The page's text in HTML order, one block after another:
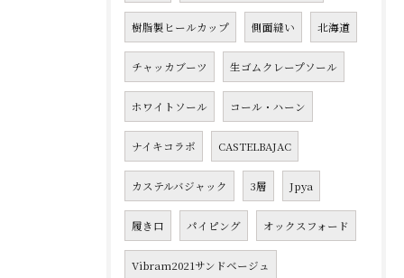
樹脂製ヒールカップ 側面縫い 北海道
チャッカブーツ 生ゴムクレープソール
ホワイトソール コール・ハーン
ナイキコラボ CASTELBAJAC
カステルバジャック 3層 Jpya
履き口 パイピング オックスフォード
Vibram2021サンドベージュ